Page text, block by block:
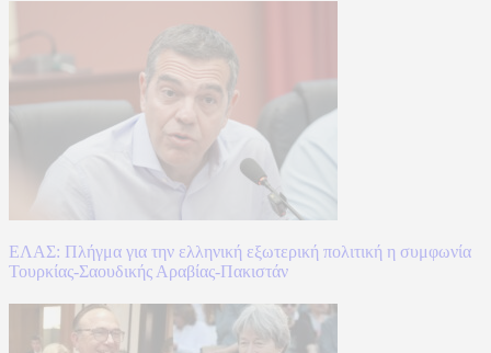
ΕΛΑΣ: Πλήγμα για την ελληνική εξωτερική πολιτική η συμφωνία
Τουρκίας-Σαουδικής Αραβίας-Πακιστάν